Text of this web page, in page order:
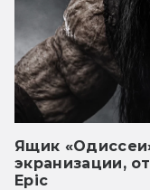
Ящик
экранизации,
Epic